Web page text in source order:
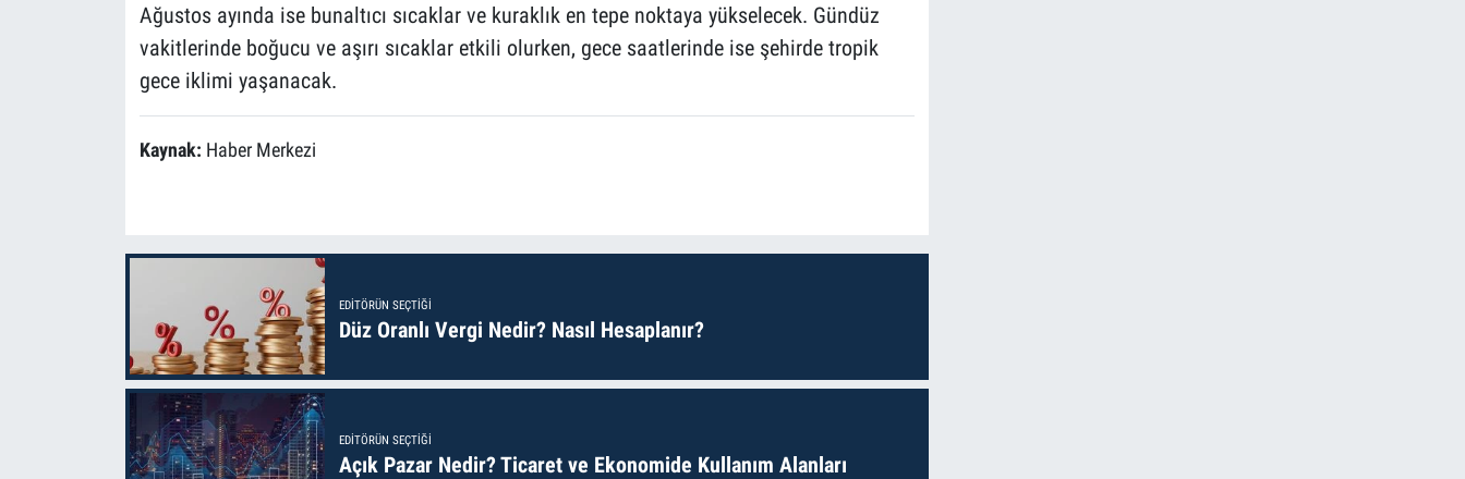
Ağustos ayında ise bunaltıcı sıcaklar ve kuraklık en tepe noktaya yükselecek. Gündüz
vakitlerinde boğucu ve aşırı sıcaklar etkili olurken, gece saatlerinde ise şehirde tropik
gece iklimi yaşanacak.
Kaynak: Haber Merkezi
EDITÖRÜN SEÇTIĞI
Düz Oranlı Vergi Nedir? Nasıl Hesaplanır?
EDITÖRÜN SEÇTIĞI
Açık Pazar Nedir? Ticaret ve Ekonomide Kullanım Alanları